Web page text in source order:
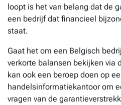
loopt is het van belang dat de
een bedrijf dat financieel
staat.
Gaat het om een Belgisch
verkorte balansen bekijken via
kan ook een beroep doen op
handelsinformatiekantoor om
vragen van de